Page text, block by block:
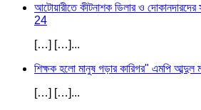
আটোয়ারীতে কীটনাশক ডিলার ও দোকানদারদের
24
[…] […]...
শিক্ষক হলো মানুষ গড়ার কারিগর" এমপি আব্দুল
[…] […]...